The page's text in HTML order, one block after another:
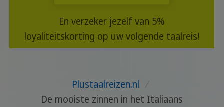
En verzeker jezelf van 5%
loyaliteitskorting op uw volgende taalreis!
Plustaalreizen.nl
De mooiste zinnen in het Italiaans